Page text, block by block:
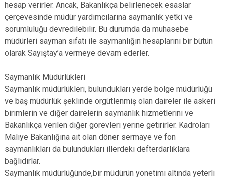
hesap verirler. Ancak, Bakanlıkça belirlenecek esaslar
çerçevesinde müdür yardımcılarına saymanlık yetki ve
sorumluluğu devredilebilir. Bu durumda da muhasebe
müdürleri sayman sıfatı ile saymanlığın hesaplarını bir bütün
olarak Sayıştay’a vermeye devam ederler.
Saymanlık Müdürlükleri
Saymanlık müdürlükleri, bulundukları yerde bölge müdürlüğü
ve baş müdürlük şeklinde örgütlenmiş olan daireler ile askeri
birimlerin ve diğer dairelerin saymanlık hizmetlerini ve
Bakanlıkça verilen diğer görevleri yerine getirirler. Kadroları
Maliye Bakanlığına ait olan döner sermaye ve fon
saymanlıkları da bulundukları illerdeki defterdarlıklara
bağlıdırlar.
Saymanlık müdürlüğünde,bir müdürün yönetimi altında yeterli